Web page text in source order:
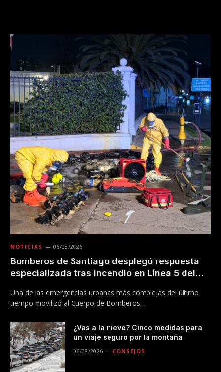
NOTICIAS 06/08/2026
Bomberos de Santiago desplegó respuesta
especializada tras incendio en Línea 5 del
Una de las emergencias urbanas más complejas del último
tiempo movilizó al Cuerpo de Bomberos…
¿Vas a la nieve? Cinco medidas para
un viaje seguro por la montaña
06/08/2026 CONSEJOS